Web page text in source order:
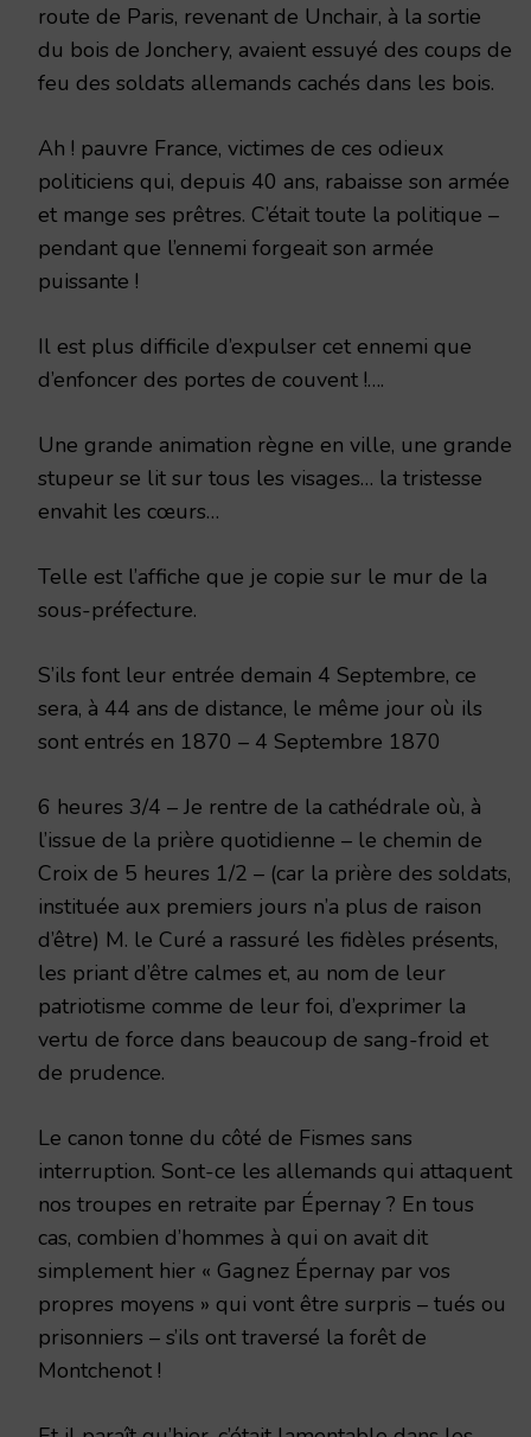
route de Paris, revenant de Unchair, à la sortie
du bois de Jonchery, avaient essuyé des coups de
feu des soldats allemands cachés dans les bois.
Ah ! pauvre France, victimes de ces odieux
politiciens qui, depuis 40 ans, rabaisse son armée
et mange ses prêtres. C’était toute la politique –
pendant que l’ennemi forgeait son armée
puissante !
Il est plus difficile d’expulser cet ennemi que
d’enfoncer des portes de couvent !….
Une grande animation règne en ville, une grande
stupeur se lit sur tous les visages… la tristesse
envahit les cœurs…
Telle est l’affiche que je copie sur le mur de la
sous-préfecture.
S’ils font leur entrée demain 4 Septembre, ce
sera, à 44 ans de distance, le même jour où ils
sont entrés en 1870 – 4 Septembre 1870
6 heures 3/4 – Je rentre de la cathédrale où, à
l’issue de la prière quotidienne – le chemin de
Croix de 5 heures 1/2 – (car la prière des soldats,
instituée aux premiers jours n’a plus de raison
d’être) M. le Curé a rassuré les fidèles présents,
les priant d’être calmes et, au nom de leur
patriotisme comme de leur foi, d’exprimer la
vertu de force dans beaucoup de sang-froid et
de prudence.
Le canon tonne du côté de Fismes sans
interruption. Sont-ce les allemands qui attaquent
nos troupes en retraite par Épernay ? En tous
cas, combien d’hommes à qui on avait dit
simplement hier « Gagnez Épernay par vos
propres moyens » qui vont être surpris – tués ou
prisonniers – s’ils ont traversé la forêt de
Montchenot !